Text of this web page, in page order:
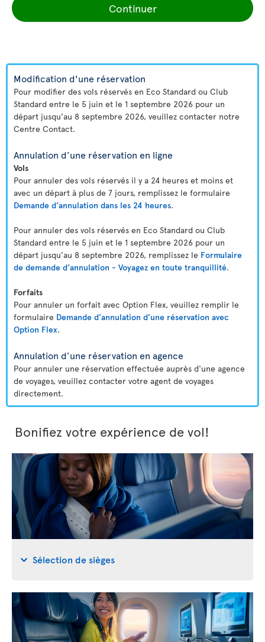
Continuer
Modification d'une réservation
Pour modifier des vols réservés en Eco Standard ou Club
Standard entre le 5 juin et le 1 septembre 2026 pour un
départ jusqu’au 8 septembre 2026, veuillez contacter notre
Centre Contact.
Annulation d’une réservation en ligne
Vols
Pour annuler des vols réservés il y a 24 heures et moins et
avec un départ à plus de 7 jours, remplissez le formulaire
Demande d’annulation dans les 24 heures.
Pour annuler des vols réservés en Eco Standard ou Club
Standard entre le 5 juin et le 1 septembre 2026 pour un
départ jusqu’au 8 septembre 2026, remplissez le Formulaire
de demande d’annulation - Voyagez en toute tranquillité.
Forfaits
Pour annuler un forfait avec Option Flex, veuillez remplir le
formulaire Demande d’annulation d’une réservation avec
Option Flex.
Annulation d’une réservation en agence
Pour annuler une réservation effectuée auprès d'une agence
de voyages, veuillez contacter votre agent de voyages
directement.
Bonifiez votre expérience de vol!
Sélection de sièges